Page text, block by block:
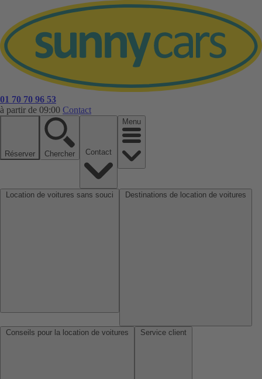
01 70 70 96 53
à partir de 09:00 Contact
Réserver Chercher
Menu